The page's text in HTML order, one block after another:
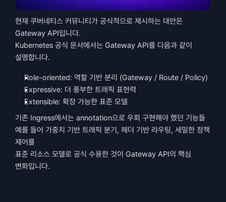
현재 쿠버네티스 커뮤니티가 공식적으로 제시하는 대안은
Gateway API입니다.
Kubernetes 공식 문서에서는 Gateway API를 다음과 같이
설명합니다.
Role-oriented: 역할 기반 분리 (Gateway / Route / Policy)
Expressive: 더 풍부한 트래픽 표현력
Extensible: 확장 가능한 표준 모델
기존 Ingress에서는 annotation으로 우회 구현해야 했던 기능들
예를 들어 가중치 기반 트래픽 분기, 헤더 기반 라우팅, 세밀한 정책
제어를
표준 리소스 모델로 공식 수용한 것이 Gateway API의 핵심
변화입니다.